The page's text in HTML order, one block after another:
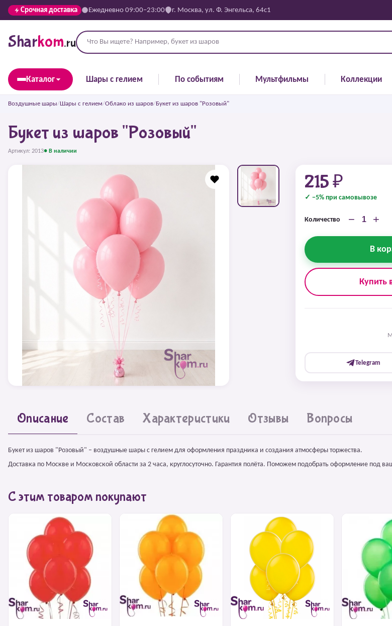
Срочная доставка Ежедневно 09:00–23:00 г. Москва, ул. Ф. Энгельса, 64с1
Sharkom.ru
Каталог Шары с гелием По событиям Мультфильмы Коллекции
Воздушные шары/Шары с гелием/Облако из шаров/Букет из шаров "Розовый"
Букет из шаров "Розовый"
Артикул: 2013● В наличии
215 ₽
✓ −5% при самовывозе
Количество − +
В
Купить
Telegram
Описание Состав Характеристики Отзывы Вопросы
Букет из шаров "Розовый" – воздушные шары с гелием для оформления праздника и создания атмосферы торжества.
Доставка по Москве и Московской области за 2 часа, круглосуточно. Гарантия полёта. Поможем подобрать оформление под
С этим товаром покупают